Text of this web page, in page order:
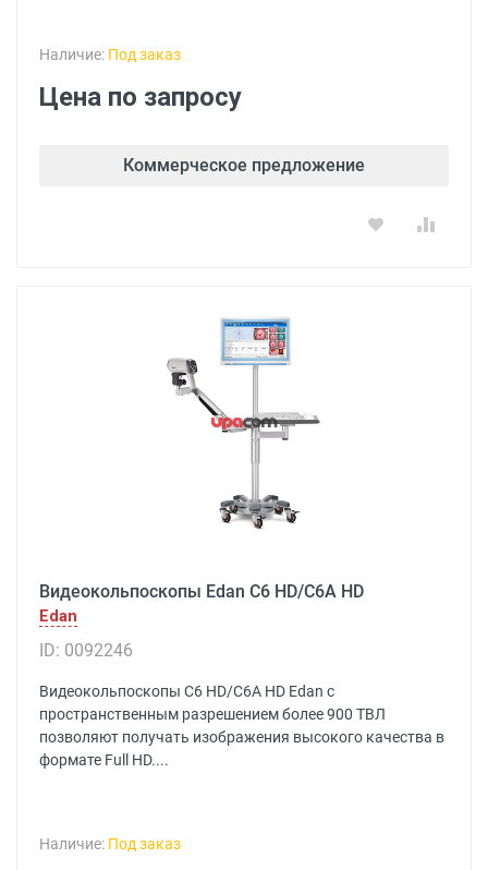
Наличие: Под заказ
Цена по запросу
Коммерческое предложение
Видеокольпоскопы Edan С6 HD/С6A HD
Edan
ID: 0092246
Видеокольпоскопы С6 HD/С6A HD Edan с
пространственным разрешением более 900 ТВЛ
позволяют получать изображения высокого качества в
формате Full HD....
Наличие: Под заказ